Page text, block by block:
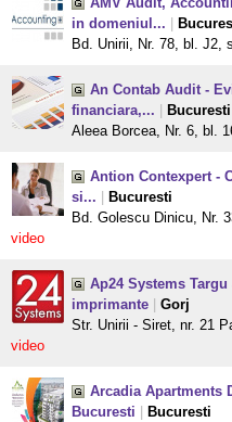
in domeniul...
Bd. Unirii, Nr. 78, bl. J2,
An Contab Audit -
financiara,...
Bucuresti
Aleea Borcea, Nr. 6, bl.
Antion Contexpert -
si...
Bucuresti
Bd. Golescu Dinicu, Nr.
video
Ap24 Systems
imprimante
Gorj
Str. Unirii - Siret, nr. 21
video
Arcadia Apartments
Bucuresti
Bucuresti